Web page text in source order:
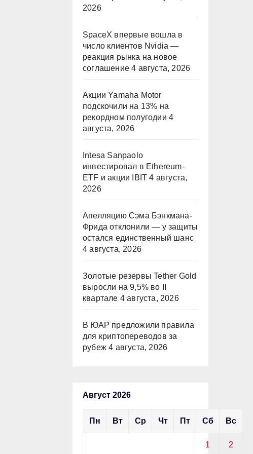
2026
SpaceX впервые вошла в
число клиентов Nvidia —
реакция рынка на новое
соглашение 4 августа, 2026
Акции Yamaha Motor
подскочили на 13% на
рекордном полугодии 4
августа, 2026
Intesa Sanpaolo
инвестировал в Ethereum-
ETF и акции IBIT 4 августа,
2026
Апелляцию Сэма Бэнкмана-
Фрида отклонили — у защиты
остался единственный шанс
4 августа, 2026
Золотые резервы Tether Gold
выросли на 9,5% во II
квартале 4 августа, 2026
В ЮАР предложили правила
для криптопереводов за
рубеж 4 августа, 2026
Август 2026
Пн Вт Ср Чт Пт Сб Вс
1 2